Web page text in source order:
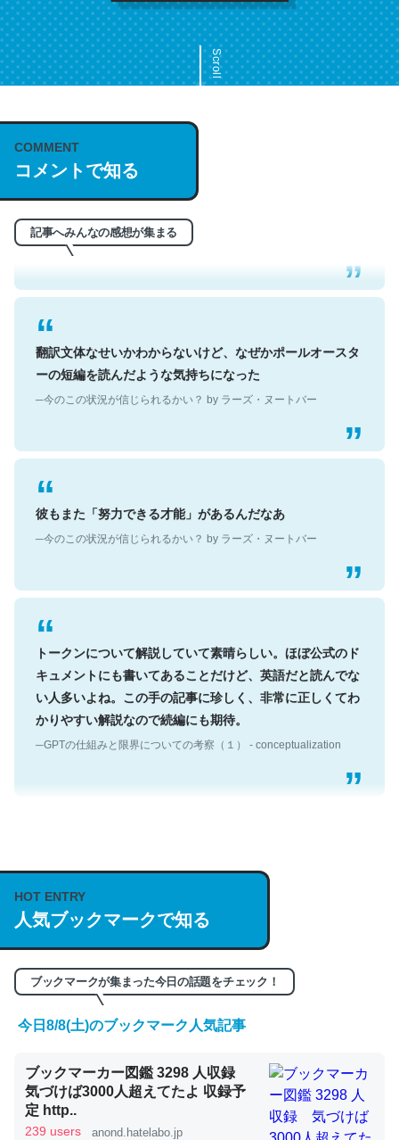
Scroll
COMMENT
コメントで知る
記事へみんなの感想が集まる
これは名文。彼はとてもクレバーなんだろうなと凄く思
う。英語少しでも読める人は原文もお勧め。自分はこの流
─今のこの状況が信じられるかい？ by ラーズ・ヌートバー
翻訳文体なせいかわからないけど、なぜかポールオースタ
ーの短編を読んだような気持ちになった
─今のこの状況が信じられるかい？ by ラーズ・ヌートバー
彼もまた「努力できる才能」があるんだなあ
─今のこの状況が信じられるかい？ by ラーズ・ヌートバー
トークンについて解説していて素晴らしい。ほぼ公式のド
キュメントにも書いてあることだけど、英語だと読んでな
い人多いよね。この手の記事に珍しく、非常に正しくてわ
かりやすい解説なので続編にも期待。
─GPTの仕組みと限界についての考察（１） - conceptualization
説してる記事が少ないので貴重な良記事。/続編来た
https://isobe324649.hatenablog.com/entry/2023/03/27
/064121
─GPTの仕組みと限界についての考察（１） - conceptualization
くらい。小説でいう「ずっと前の伏線」は回収されないけ
ど、短期記憶というには多い分量。進化すればするほど分
かりやすく強くなりそう
HOT ENTRY
人気ブックマークで知る
ブックマークが集まった今日の話題をチェック！
今日8/8(土)のブックマーク人気記事
ブックマーカー図鑑 3298 人収録
気づけば3000人超えてたよ 収録予
定 http..
239 users anond.hatelabo.jp